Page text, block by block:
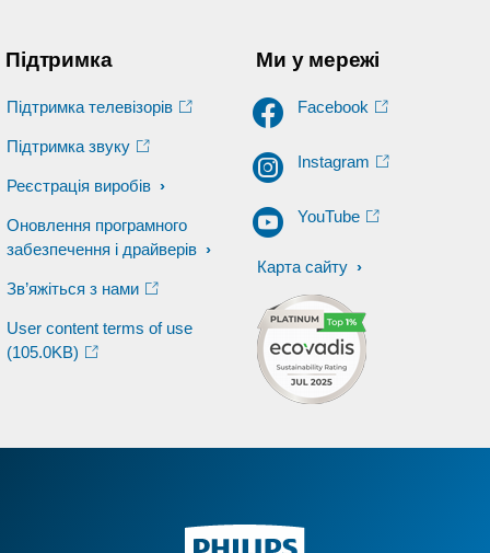
Підтримка
Підтримка телевізорів
Підтримка звуку
Реєстрація виробів
Оновлення програмного
забезпечення і драйверів
Зв’яжіться з нами
User content terms of use
(105.0KB)
Ми у мережі
Facebook
Instagram
YouTube
Карта сайту